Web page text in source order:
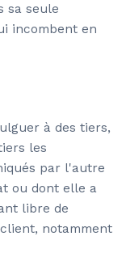
sa seule
incombent en
à des tiers,
les
par l'autre
ou dont elle a
libre de
notamment